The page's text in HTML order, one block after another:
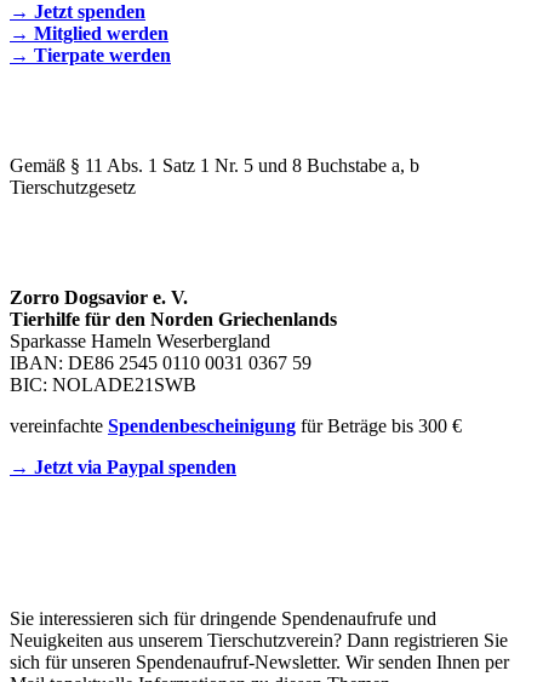
→ Jetzt spenden
→ Mitglied werden
→ Tierpate werden
Gemäß § 11 Abs. 1 Satz 1 Nr. 5 und 8 Buchstabe a, b
Tierschutzgesetz
Zorro Dogsavior e. V.
Tierhilfe für den Norden Griechenlands
Sparkasse Hameln Weserbergland
IBAN: DE86 2545 0110 0031 0367 59
BIC: NOLADE21SWB
vereinfachte Spendenbescheinigung für Beträge bis 300 €
→ Jetzt via Paypal spenden
Sie interessieren sich für dringende Spendenaufrufe und
Neuigkeiten aus unserem Tierschutzverein? Dann registrieren Sie
sich für unseren Spendenaufruf-Newsletter. Wir senden Ihnen per